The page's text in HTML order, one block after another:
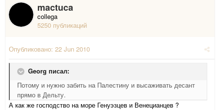
mactuca
collega
5250 публикаций
Опубликовано: 22 Jun 2010
Georg писал:
Потому и нужно забить на Палестину и высаживать десант
прямо в Дельту.
А как же господство на море Генуэзцев и Венецианцев ?